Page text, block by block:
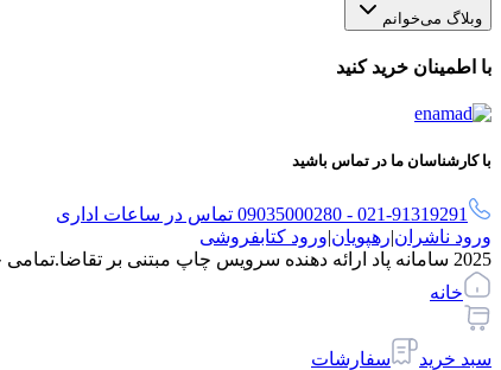
وبلاگ می‌خوانم
با اطمینان خرید کنید
با کارشناسان ما در تماس باشید
021-91319291 - 09035000280 تماس در ساعات اداری
ورود ناشران|رهپویان|ورود کتابفروشی
2025 سامانه پاد ارائه دهنده سرویس چاپ مبتنی بر تقاضا.
خانه
سبد خرید سفارشات